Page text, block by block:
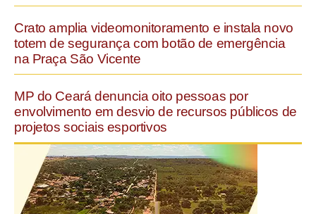
Crato amplia videomonitoramento e instala novo
totem de segurança com botão de emergência
na Praça São Vicente
MP do Ceará denuncia oito pessoas por
envolvimento em desvio de recursos públicos de
projetos sociais esportivos